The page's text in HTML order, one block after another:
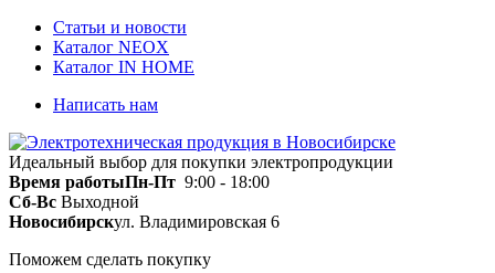
Статьи и новости
Каталог NEOX
Каталог IN HOME
Написать нам
Идеальный выбор для покупки электропродукции
Время работыПн-Пт 9:00 - 18:00
Сб-Вс Выходной
Новосибирскул. Владимировская 6
Поможем сделать покупку